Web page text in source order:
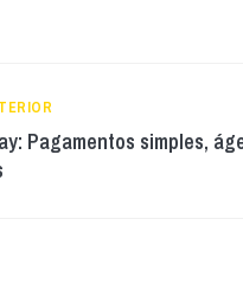
Pagamentos simples,